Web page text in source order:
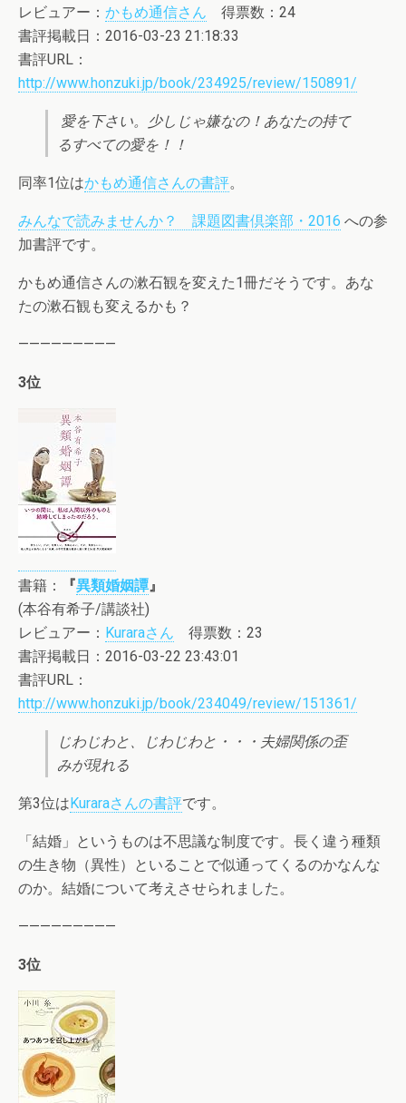
レビュアー： かもめ通信さん 得票数：24
書評掲載日：2016-03-23 21:18:33
書評URL：
http://www.honzuki.jp/book/234925/review/150891/
愛を下さい。少しじゃ嫌なの！あなたの持て
るすべての愛を！！
同率1位はかもめ通信さんの書評。
みんなで読みませんか？ 課題図書倶楽部・2016 への参
加書評です。
かもめ通信さんの漱石観を変えた1冊だそうです。あな
たの漱石観も変えるかも？
—————————
3位
書籍： 『異類婚姻譚』
(本谷有希子/講談社)
レビュアー： Kuraraさん 得票数：23
書評掲載日：2016-03-22 23:43:01
書評URL：
http://www.honzuki.jp/book/234049/review/151361/
じわじわと、じわじわと・・・夫婦関係の歪
みが現れる
第3位はKuraraさんの書評です。
「結婚」というものは不思議な制度です。長く違う種類
の生き物（異性）といることで似通ってくるのかなんな
のか。結婚について考えさせられました。
—————————
3位